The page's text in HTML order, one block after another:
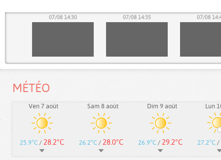
07/08 14:30 07/08 14:35 07/08
MÉTÉO
Ven 7 août
25.9°C / 28.2°C
Sam 8 août
26.2°C / 28.0°C
Dim 9 août
26.9°C / 29.2°C
Lun
27.2°C /